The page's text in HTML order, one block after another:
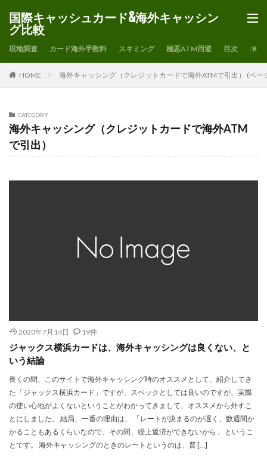
国際キャッシュカード&海外キャッシン
グ比較
現地調査 カード海外手数料 スキミング 極悪ATM回避 目次 ホー
HOME 海外キャッシング（クレジットカードで海外ATMで引出） (ペー
CATEGORY
海外キャッシング（クレジットカードで海外ATM
で引出）
2020年7月14日 19件
ジャックス横浜カードは、海外キャッシングは良くない、と
いう結論
長くの間、このサイトで海外キャッシング時のオススメとして、紹介してき
た「ジャックス横浜カード」ですが、スペックとしては良いのですが、実際
の使い心地がよくないということがわかってきまして、オススメから外すこ
とにしました。 結局、一番の理由は、 「レートが決まるのが遅く、数週間か
かることもあるくらいなので、その間、繰上返済ができないから」 というこ
とです。 海外キャッシングのときのレートというのは、普 […]